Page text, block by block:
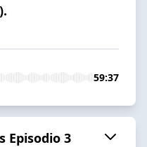
59:37
Episodio 3